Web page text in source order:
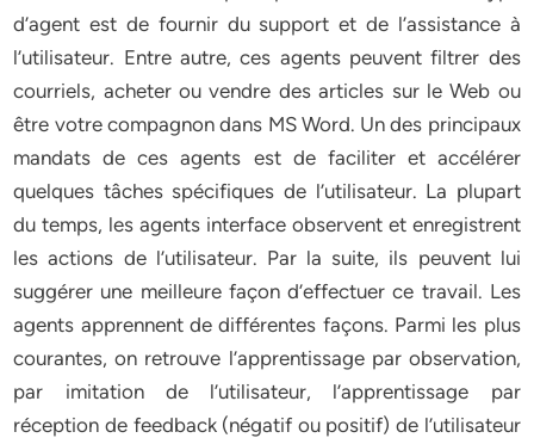
d’agent est de fournir du support et de l’assistance à
l’utilisateur. Entre autre, ces agents peuvent filtrer des
courriels, acheter ou vendre des articles sur le Web ou
être votre compagnon dans MS Word. Un des principaux
mandats de ces agents est de faciliter et accélérer
quelques tâches spécifiques de l’utilisateur. La plupart
du temps, les agents interface observent et enregistrent
les actions de l’utilisateur. Par la suite, ils peuvent lui
suggérer une meilleure façon d’effectuer ce travail. Les
agents apprennent de différentes façons. Parmi les plus
courantes, on retrouve l’apprentissage par observation,
par imitation de l’utilisateur, l’apprentissage par
réception de feedback (négatif ou positif) de l’utilisateur